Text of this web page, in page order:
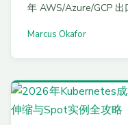
年 AWS/Azure/GCP
Marcus Okafor